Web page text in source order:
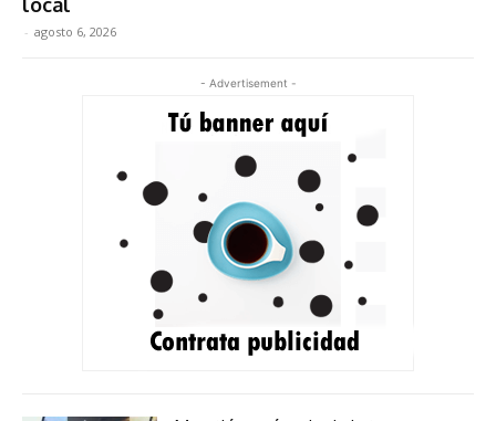
local
- agosto 6, 2026
- Advertisement -